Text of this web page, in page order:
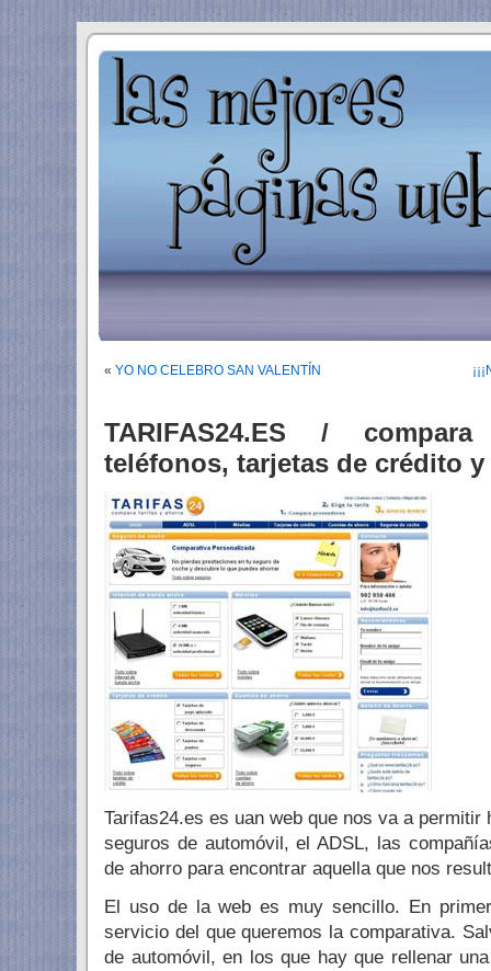
« YO NO CELEBRO SAN VALENTÍN
TARIFAS24.ES /
teléfonos, tarjetas de crédito
Tarifas24.es es uan web que nos va a
seguros de automóvil, el ADSL, las
de ahorro para encontrar aquella que nos
El uso de la web es muy sencillo. En
servicio del que queremos la comparativa.
de automóvil, en los que hay que rellenar